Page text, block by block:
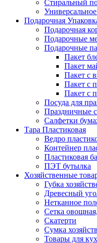
Стиральный
Подарочная
Подарочная
Подарочные
Подарочные
Пакет
Пакет
Пакет с
Пакет с
Пакет с
Посуда для
Праздничные
Салфетки
Тара Пластиковая
Ведро
Контейнер
Пластиковая
ПЭТ бутылка
Хозяйственные
Губка
Древесный
Нетканное
Сетка
Скатерти
Сумка
Товары для